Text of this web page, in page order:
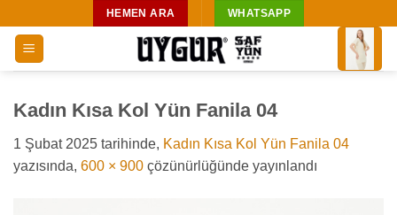
atla
HEMEN ARA WHATSAPP
Kadın Kısa Kol Yün Fanila 04
1 Şubat 2025 tarihinde, Kadın Kısa Kol Yün Fanila 04
yazısında, 600 × 900 çözünürlüğünde yayınlandı